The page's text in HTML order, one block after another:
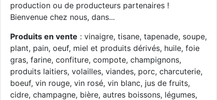
production ou de producteurs partenaires !
Bienvenue chez nous, dans...
Produits en vente : vinaigre, tisane, tapenade, soupe,
plant, pain, oeuf, miel et produits dérivés, huile, foie
gras, farine, confiture, compote, champignons,
produits laitiers, volailles, viandes, porc, charcuterie,
boeuf, vin rouge, vin rosé, vin blanc, jus de fruits,
cidre, champagne, bière, autres boissons, légumes,